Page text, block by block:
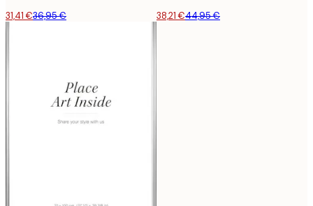
31,41 €36,95 € 38,21 €44,95 €